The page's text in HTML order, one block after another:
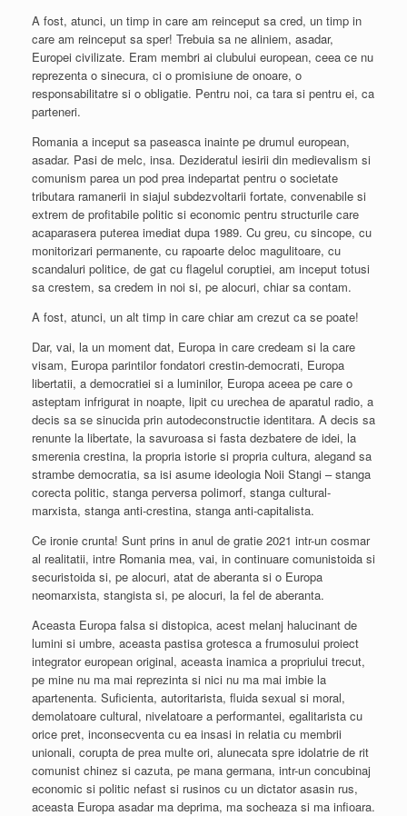
A fost, atunci, un timp in care am reinceput sa cred, un timp in
care am reinceput sa sper! Trebuia sa ne aliniem, asadar,
Europei civilizate. Eram membri ai clubului european, ceea ce nu
reprezenta o sinecura, ci o promisiune de onoare, o
responsabilitatre si o obligatie. Pentru noi, ca tara si pentru ei, ca
parteneri.
Romania a inceput sa paseasca inainte pe drumul european,
asadar. Pasi de melc, insa. Dezideratul iesirii din medievalism si
comunism parea un pod prea indepartat pentru o societate
tributara ramanerii in siajul subdezvoltarii fortate, convenabile si
extrem de profitabile politic si economic pentru structurile care
acaparasera puterea imediat dupa 1989. Cu greu, cu sincope, cu
monitorizari permanente, cu rapoarte deloc magulitoare, cu
scandaluri politice, de gat cu flagelul coruptiei, am inceput totusi
sa crestem, sa credem in noi si, pe alocuri, chiar sa contam.
A fost, atunci, un alt timp in care chiar am crezut ca se poate!
Dar, vai, la un moment dat, Europa in care credeam si la care
visam, Europa parintilor fondatori crestin-democrati, Europa
libertatii, a democratiei si a luminilor, Europa aceea pe care o
asteptam infrigurat in noapte, lipit cu urechea de aparatul radio, a
decis sa se sinucida prin autodeconstructie identitara. A decis sa
renunte la libertate, la savuroasa si fasta dezbatere de idei, la
smerenia crestina, la propria istorie si propria cultura, alegand sa
strambe democratia, sa isi asume ideologia Noii Stangi – stanga
corecta politic, stanga perversa polimorf, stanga cultural-
marxista, stanga anti-crestina, stanga anti-capitalista.
Ce ironie crunta! Sunt prins in anul de gratie 2021 intr-un cosmar
al realitatii, intre Romania mea, vai, in continuare comunistoida si
securistoida si, pe alocuri, atat de aberanta si o Europa
neomarxista, stangista si, pe alocuri, la fel de aberanta.
Aceasta Europa falsa si distopica, acest melanj halucinant de
lumini si umbre, aceasta pastisa grotesca a frumosului proiect
integrator european original, aceasta inamica a propriului trecut,
pe mine nu ma mai reprezinta si nici nu ma mai imbie la
apartenenta. Suficienta, autoritarista, fluida sexual si moral,
demolatoare cultural, nivelatoare a performantei, egalitarista cu
orice pret, inconsecventa cu ea insasi in relatia cu membrii
unionali, corupta de prea multe ori, alunecata spre idolatrie de rit
comunist chinez si cazuta, pe mana germana, intr-un concubinaj
economic si politic nefast si rusinos cu un dictator asasin rus,
aceasta Europa asadar ma deprima, ma socheaza si ma infioara.